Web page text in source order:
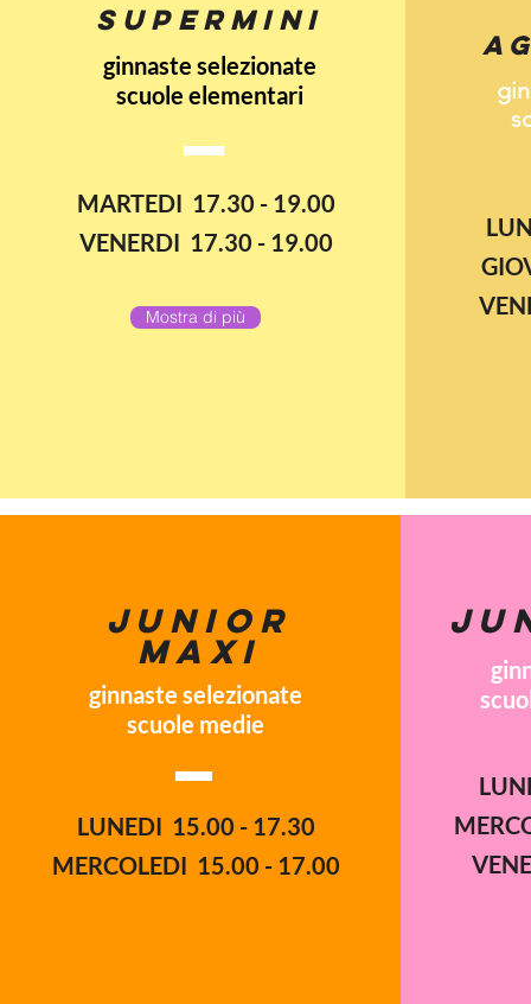
SUPERMINI
ginnaste selezionate
scuole elementari
MARTEDI 17.30 - 19.00
VENERDI 17.30 - 19.00
Mostra di più
JUNIOR
MAXI
ginnaste selezionate
scuole medie
LUNEDI 15.00 - 17.30
MERCOLEDI 15.00 - 17.00